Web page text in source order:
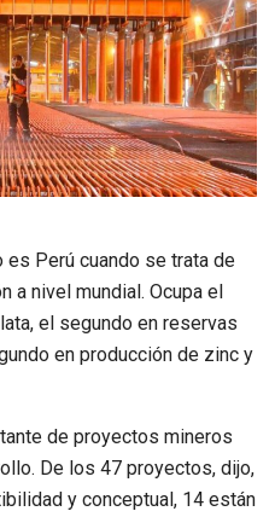
es Perú cuando se trata de
a nivel mundial. Ocupa el
el segundo en reservas
en producción de zinc y
de proyectos mineros
De los 47 proyectos, dijo,
y conceptual, 14 están